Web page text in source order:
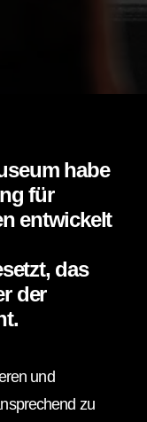
habe
für
entwickelt
das
der
und
zu